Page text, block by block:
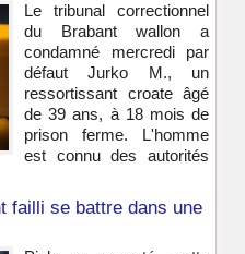
Le tribunal correctionnel
du Brabant wallon a
condamné mercredi par
défaut Jurko M., un
ressortissant croate âgé
de 39 ans, à 18 mois de
prison ferme. L'homme
est connu des autorités
failli se battre dans une